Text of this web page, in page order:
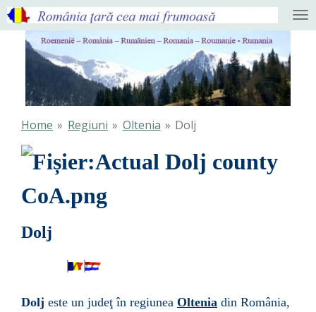
Ga
direct
naar
hoofdinhoud
Home » Regiuni » Oltenia » Dolj
Dolj
Dolj este un judeţ în regiunea Oltenia din România,